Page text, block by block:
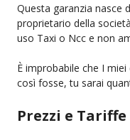
Questa garanzia nasce
proprietario della
uso Taxi o Ncc e non
È improbabile che I
così fosse, tu sarai
Prezzi e Tariffe